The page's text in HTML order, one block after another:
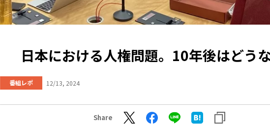
日本における人権問題。10年後はどう
番組レポ 12/13, 2024
Share